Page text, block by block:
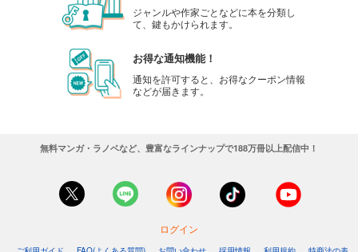
ジャンルや作家ごとなどに本を分類し
て、鍵もかけられます。
お得な通知機能！
通知を許可すると、お得なクーポン情報
などが届きます。
無料マンガ・ラノベなど、豊富なラインナップで188万冊以上配信中！
ログイン